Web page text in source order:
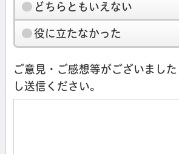
どちらともいえない
役に立たなかった
ご意見・ご感想等がございまし
し送信ください。